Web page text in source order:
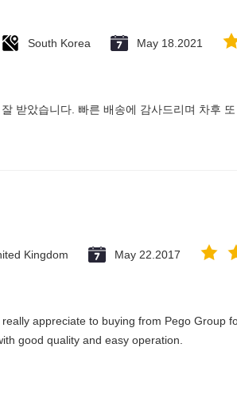
South Korea May 18.2021
받았습니다. 빠른 배송에 감사드리며 차후
Kingdom May 22.2017
really appreciate to buying from Pego Group
good quality and easy operation.